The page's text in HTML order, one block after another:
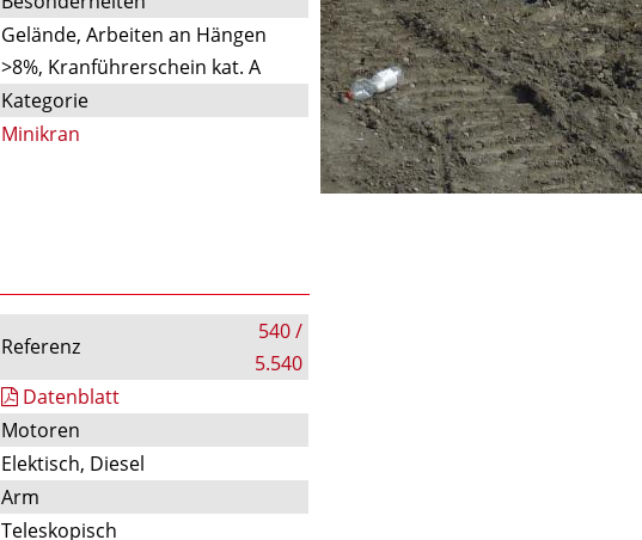
Gelände, Arbeiten an Hängen
>8%, Kranführerschein kat. A
Kategorie
Minikran
Referenz
540 /
5.540
Datenblatt
Motoren
Elektisch, Diesel
Arm
Teleskopisch